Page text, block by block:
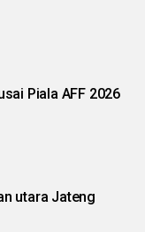
Piala AFF 2026
utara Jateng